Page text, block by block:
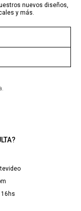
nuevos diseños,
y más.